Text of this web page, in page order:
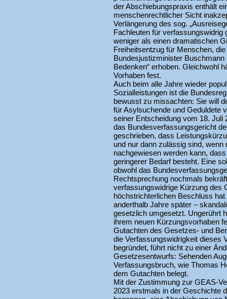
der Abschiebungspraxis enthält
menschenrechtlicher Sicht
Verlängerung des sog.
Fachleuten für verfassungswidrig
weniger als einen dramatischen
Freiheitsentzug für Menschen,
Bundesjustizminister
Bedenken“ erhoben. Gleichwohl
Vorhaben fest.
Auch beim alle Jahre wieder
Sozialleistungen ist die
bewusst zu missachten: Sie will
für Asylsuchende und Geduldete
seiner Entscheidung vom 18. Juli
das Bundes­verfassungsgericht
geschrieben, dass
und nur dann zulässig sind,
nachgewiesen werden kann,
geringerer Bedarf besteht. Eine
obwohl das
Rechtsprechung nochmals
verfassungswidrige Kürzung des
höchstrichterlichen Beschluss
anderthalb Jahre später –
gesetzlich umgesetzt. Ungerührt
ihrem neuen Kürzungsvorhaben
Gutachten des Gesetzes- und
die Verfassungswidrigkeit dieses
begründet, führt nicht zu einer
Gesetzesentwurfs: Sehenden
Verfassungsbruch, wie Thomas
dem Gutachten belegt.
Mit der Zustimmung zur GEAS-
2023 erstmals in der Geschichte